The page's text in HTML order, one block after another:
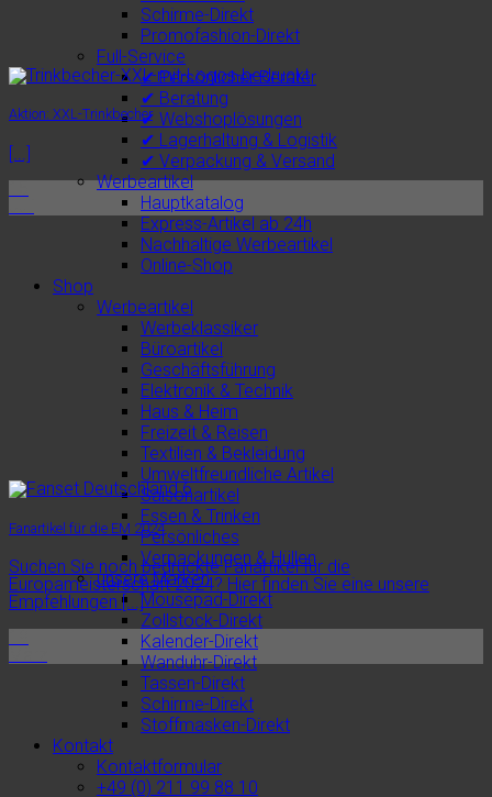
Schirme-Direkt
Promofashion-Direkt
Full-Service
✔ Persönlicher Berater
✔ Beratung
✔ Webshoplösungen
✔ Lagerhaltung & Logistik
✔ Verpackung & Versand
Werbeartikel
Hauptkatalog
Express-Artikel ab 24h
Nachhaltige Werbeartikel
Online-Shop
Shop
Werbeartikel
Werbeklassiker
Büroartikel
Geschäftsführung
Elektronik & Technik
Haus & Heim
Freizeit & Reisen
Textilien & Bekleidung
Umweltfreundliche Artikel
Saisonartikel
Essen & Trinken
Persönliches
Verpackungen & Hüllen
unsere Marken
Mousepad-Direkt
Zollstock-Direkt
Kalender-Direkt
Wanduhr-Direkt
Tassen-Direkt
Schirme-Direkt
Stoffmasken-Direkt
Kontakt
Kontaktformular
+49 (0) 211 99 88 10
Aktion: XXL-Trinkbecher
[...]
Fanartikel für die EM 2024
Suchen Sie noch bedruckte Fanartikel für die
Europameisterschaft 2024? Hier finden Sie eine unsere
Empfehlungen [...]